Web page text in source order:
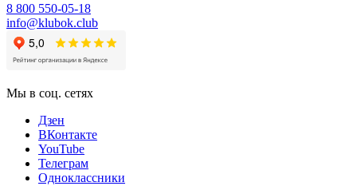
8 800 550-05-18
info@klubok.club
Мы в соц. сетях
Дзен
ВКонтакте
YouTube
Телеграм
Одноклассники